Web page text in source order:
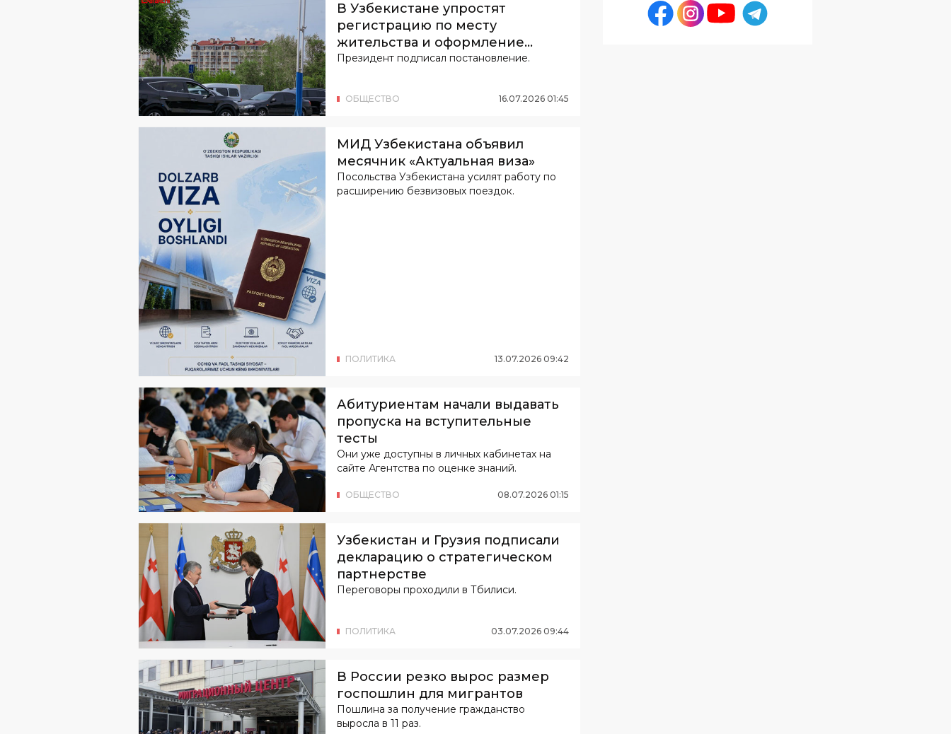
ОБЩЕСТВО 16.07.2026 01:45
В Узбекистане упростят
регистрацию по месту
жительства и оформление
недвижимости
Президент подписал постановление.
ПОЛИТИКА 13.07.2026 09:42
МИД Узбекистана объявил
месячник «Актуальная виза»
Посольства Узбекистана усилят работу по
расширению безвизовых поездок.
ОБЩЕСТВО 08.07.2026 01:15
Абитуриентам начали выдавать
пропуска на вступительные
тесты
Они уже доступны в личных кабинетах на
сайте Агентства по оценке знаний.
ПОЛИТИКА 03.07.2026 09:44
Узбекистан и Грузия подписали
декларацию о стратегическом
партнерстве
Переговоры проходили в Тбилиси.
В России резко вырос размер
госпошлин для мигрантов
Пошлина за получение гражданство
выросла в 11 раз.